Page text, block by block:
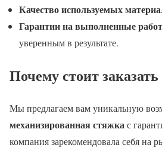
Качество используемых
Гарантии на выполненные
уверенным в результате.
Почему стоит заказать
Мы предлагаем вам уникальную
механизированная стяжкас
компания зарекомендовала себя на